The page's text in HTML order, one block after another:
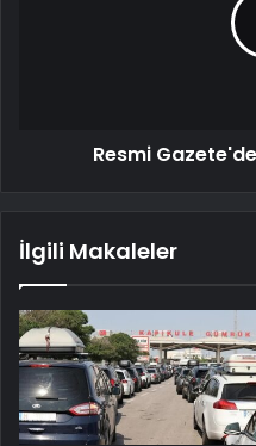
Resmi
İlgili Makaleler